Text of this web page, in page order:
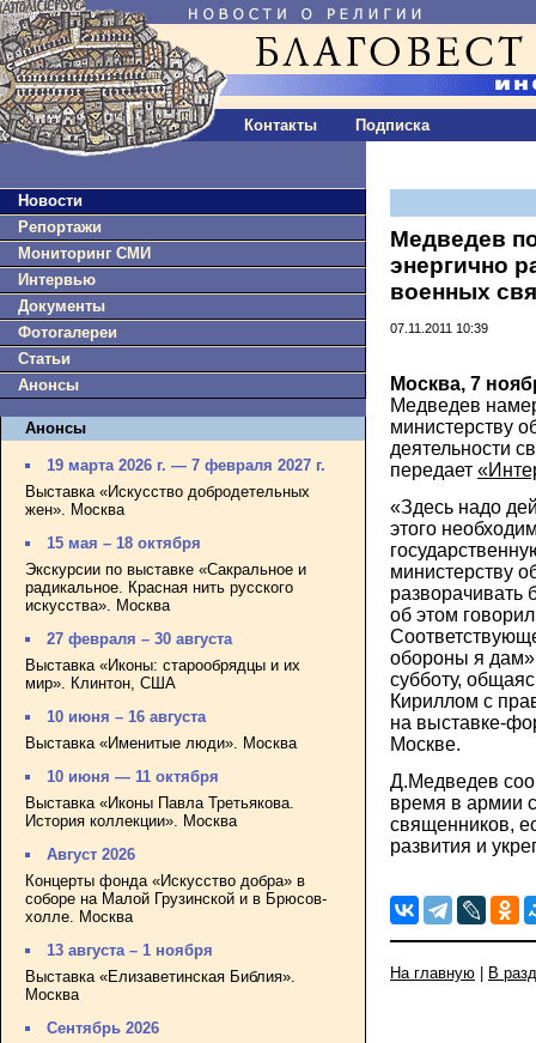
Контакты Подписка
Новости
Репортажи
Мониторинг СМИ
Интервью
Документы
Фотогалереи
Статьи
Анонсы
Анонсы
19 марта 2026 г. — 7 февраля 2027 г.
Выставка «Искусство добродетельных
жен». Москва
15 мая – 18 октября
Экскурсии по выставке «Сакральное и
радикальное. Красная нить русского
искусства». Москва
27 февраля – 30 августа
Выставка «Иконы: старообрядцы и их
мир». Клинтон, США
10 июня – 16 августа
Выставка «Именитые люди». Москва
10 июня — 11 октября
Выставка «Иконы Павла Третьякова.
История коллекции». Москва
Август 2026
Концерты фонда «Искусство добра» в
соборе на Малой Грузинской и в Брюсов-
холле. Москва
13 августа – 1 ноября
Выставка «Елизаветинская Библия».
Москва
Сентябрь 2026
Медведев
энергично
военных
07.11.2011 10:39
Москва, 7
Медведев
министерству
деятельности
передает
«Здесь надо
этого
министерству
разворачивать
об этом
обороны я дам»,
субботу,
Кириллом с
на выставке-
Москве.
Д.Медведев
время в армии
священников,
развития и
На главную В